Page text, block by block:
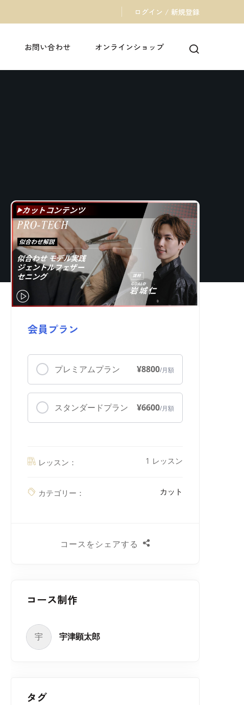
ログイン / 新規登録
お問い合わせ オンラインショップ
会員プラン
プレミアムプラン ¥8800
スタンダードプラン ¥6600
レッスン： 1 レッスン
カテゴリー： カット
コースをシェアする
コース制作
宇 宇津顕太郎
タグ